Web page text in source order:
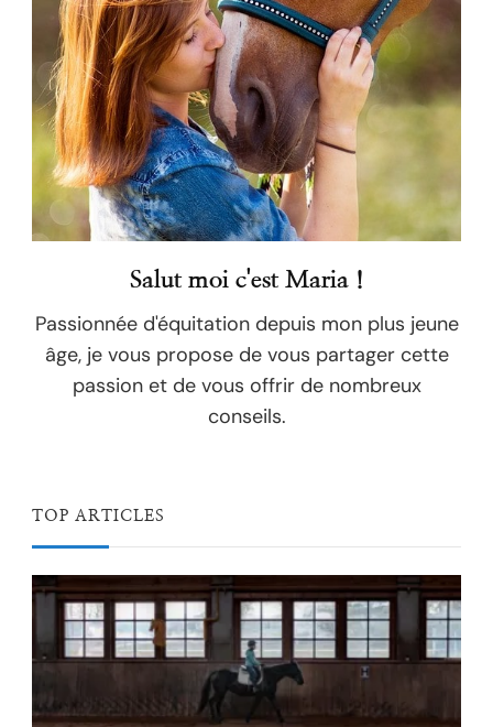
Salut moi c'est Maria !
Passionnée d'équitation depuis mon plus jeune
âge, je vous propose de vous partager cette
passion et de vous offrir de nombreux
conseils.
TOP ARTICLES